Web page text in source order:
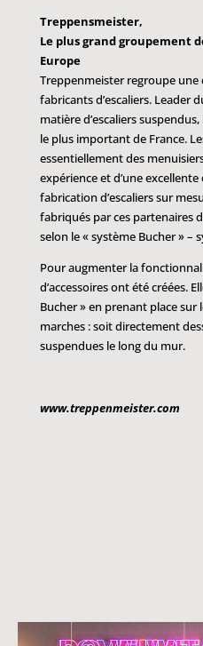
Treppensmeister,
Le plus grand groupement
Europe
Treppenmeister regroupe une
fabricants d’escaliers. Leader
matière d’escaliers
le plus important de France.
essentiellement des
expérience et d’une
fabrication d’escaliers sur
fabriqués par ces partenaires
selon le « système Bucher » –
Pour augmenter la
d’accessoires ont été créées.
Bucher » en prenant place sur
marches : soit directement
suspendues le long du mur.
www.treppenmeister.com